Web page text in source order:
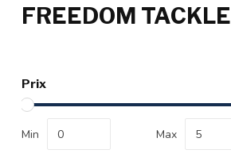
FREEDOM TACKLE
Prix
Min Max